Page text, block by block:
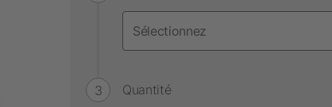
Quantité